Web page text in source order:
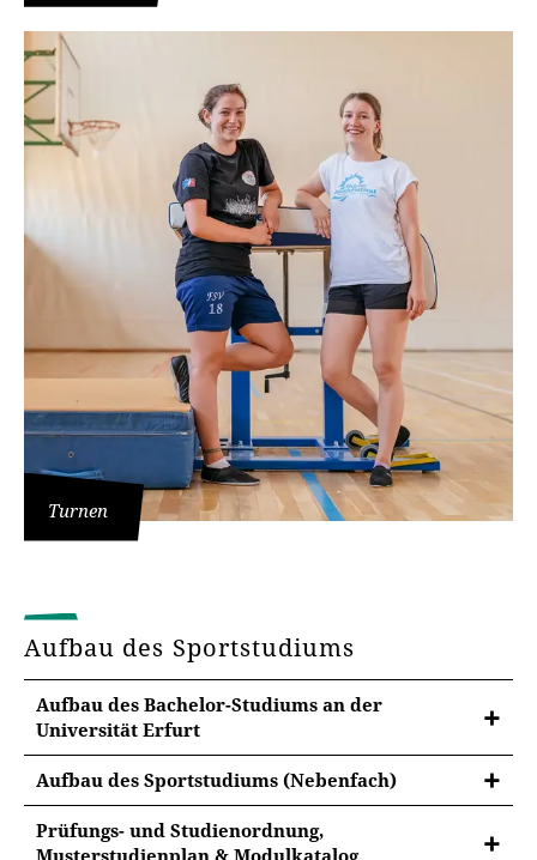
Turnen
Aufbau des Sportstudiums
Aufbau des Bachelor-Studiums an der
Universität Erfurt
Aufbau des Sportstudiums (Nebenfach)
Prüfungs- und Studienordnung,
Musterstudienplan & Modulkatalog